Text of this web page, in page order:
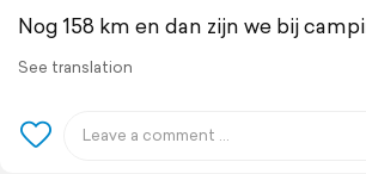
Nog 158 km en dan zijn we bij
See translation